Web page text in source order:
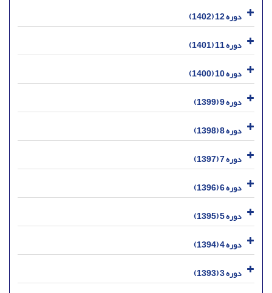
دوره 12 (1402)
دوره 11 (1401)
دوره 10 (1400)
دوره 9 (1399)
دوره 8 (1398)
دوره 7 (1397)
دوره 6 (1396)
دوره 5 (1395)
دوره 4 (1394)
دوره 3 (1393)